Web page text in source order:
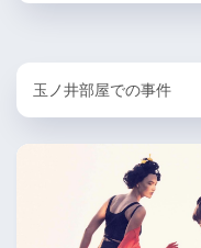
玉ノ井部屋での事件